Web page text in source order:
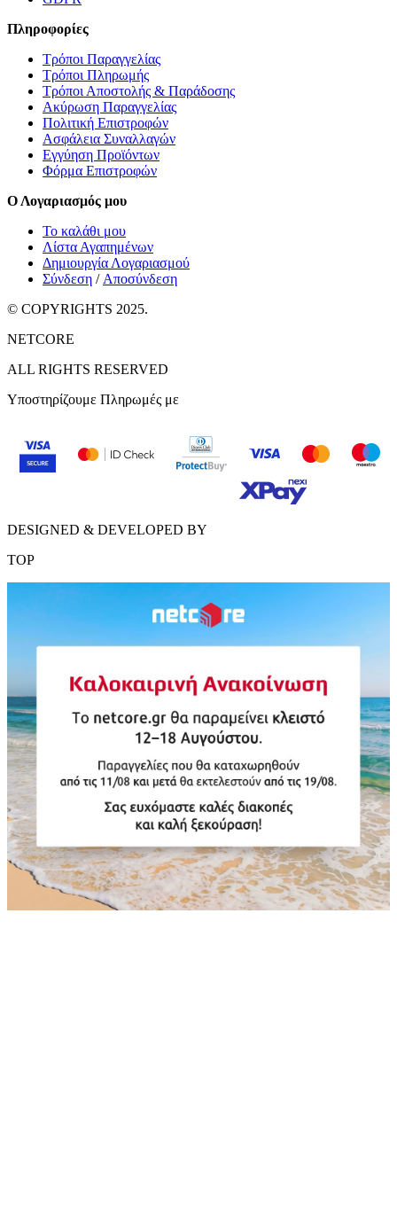
Πληροφορίες
Τρόποι Παραγγελίας
Τρόποι Πληρωμής
Τρόποι Αποστολής & Παράδοσης
Ακύρωση Παραγγελίας
Πολιτική Επιστροφών
Ασφάλεια Συναλλαγών
Εγγύηση Προϊόντων
Φόρμα Επιστροφών
Ο Λογαριασμός μου
Το καλάθι μου
Λίστα Αγαπημένων
Δημιουργία Λογαριασμού
Σύνδεση / Αποσύνδεση
© COPYRIGHTS 2025.
NETCORE
ALL RIGHTS RESERVED
Υποστηρίζουμε Πληρωμές με
DESIGNED & DEVELOPED BY
TOP